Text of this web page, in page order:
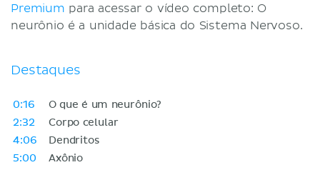
Premium para acessar o vídeo completo: O
neurônio é a unidade básica do Sistema Nervoso.
Destaques
0:16
O que é um neurônio?
2:32
Corpo celular
4:06
Dendritos
5:00
Axônio